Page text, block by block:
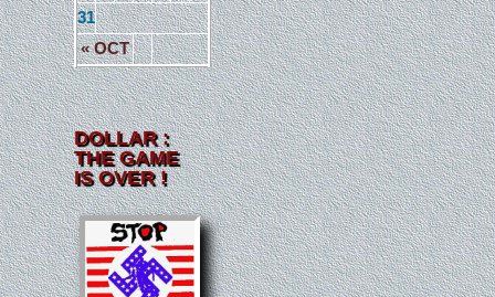
« OCT
31
DOLLAR :
THE GAME
IS OVER !